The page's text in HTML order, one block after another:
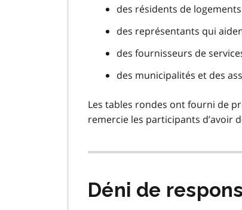
des résidents de
des représentants qui
des fournisseurs de
des municipalités et des
Les tables rondes ont fourni de
remercie les participants d’avoir
Déni de